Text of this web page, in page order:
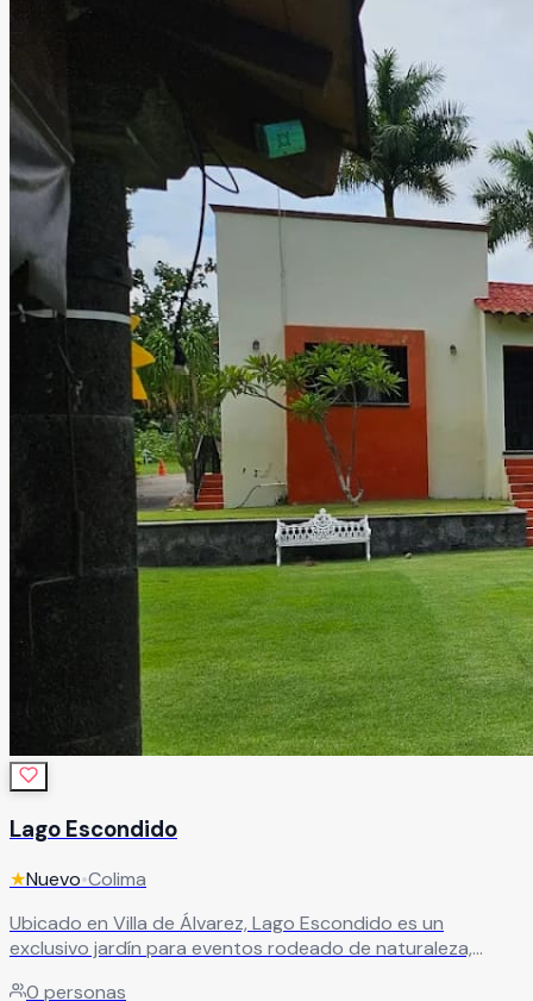
Lago Escondido
★Nuevo•Colima
Ubicado en Villa de Álvarez, Lago Escondido es un
exclusivo jardín para eventos rodeado de naturaleza,
0 personas